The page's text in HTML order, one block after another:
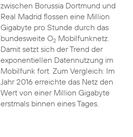
zwischen Borussia Dortmund und
Real Madrid flossen eine Million
Gigabyte pro Stunde durch das
bundesweite O2Mobilfunknetz.
Damit setzt sich der Trend der
exponentiellen Datennutzung im
Mobilfunk fort. Zum Vergleich: Im
Jahr 2016 erreichte das Netz den
Wert von einer Million Gigabyte
erstmals binnen eines Tages.